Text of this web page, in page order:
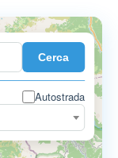
Cerca
Autostrada